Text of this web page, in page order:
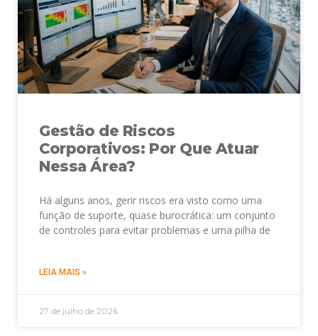
Gestão de Riscos
Corporativos: Por Que Atuar
Nessa Área?
Há alguns anos, gerir riscos era visto como uma
função de suporte, quase burocrática: um conjunto
de controles para evitar problemas e uma pilha de
LEIA MAIS »
27 de julho de 2026